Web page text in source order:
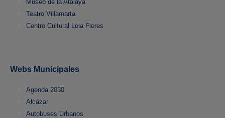
Museo de la Atalaya
Teatro Villamarta
Centro Cultural Lola Flores
Webs Municipales
Agenda 2030
Alcázar
Autobuses Urbanos